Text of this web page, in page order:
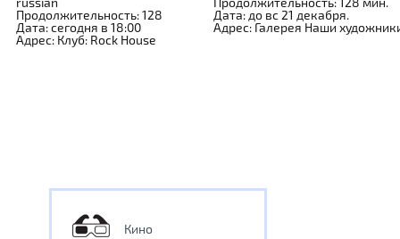
Продолжительность: 128
Дата: сегодня в 18:00
Адрес: Клуб: Rock House
Дата: до вс 21 декабря.
Адрес: Галерея Наши
Кино